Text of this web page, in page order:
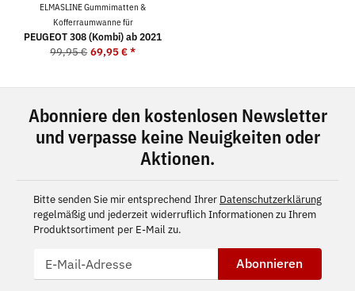
ELMASLINE Gummimatten &
Kofferraumwanne für
PEUGEOT 308 (Kombi) ab 2021
99,95 € 69,95 €*
Abonniere den kostenlosen Newsletter
und verpasse keine Neuigkeiten oder
Aktionen.
Bitte senden Sie mir entsprechend Ihrer Datenschutzerklärung
regelmäßig und jederzeit widerruflich Informationen zu Ihrem
Produktsortiment per E-Mail zu.
Abonnieren